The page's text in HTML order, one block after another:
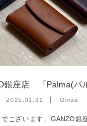
銀座店 「Palma(パ
2025.01.31 Ginza
ございます、GANZO